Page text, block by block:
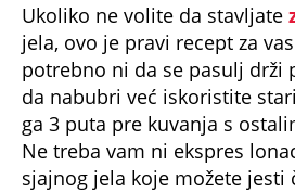
Ukoliko ne volite da stavljate
jela, ovo je pravi recept za
potrebno ni da se pasulj drži
da nabubri već iskoristite
ga 3 puta pre kuvanja s
Ne treba vam ni ekspres
sjajnog jela koje možete jesti